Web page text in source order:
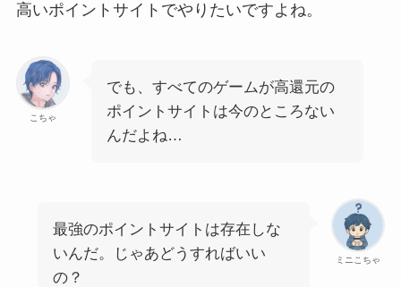
高いポイントサイトでやりたいですよね。
こちゃ
でも、すべてのゲームが高還元の
ポイントサイトは今のところない
んだよね…
ミニこちゃ
最強のポイントサイトは存在しな
いんだ。じゃあどうすればいい
の？